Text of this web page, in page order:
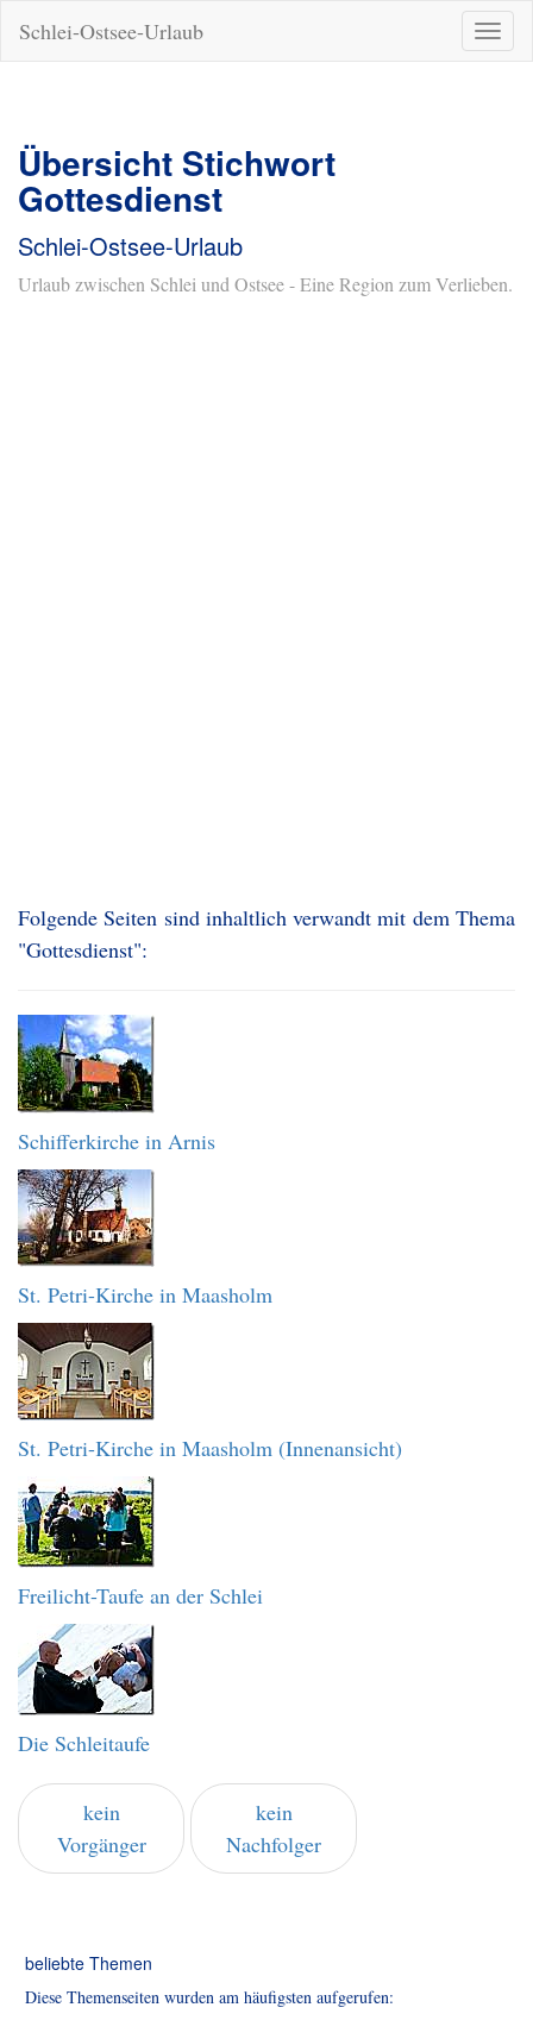
ein-/
Schlei-Ostsee-Urlaub
Übersicht Stichwort
Gottesdienst
Schlei-Ostsee-Urlaub
Urlaub zwischen Schlei und Ostsee - Eine Region zum Verlieben.
Folgende Seiten sind inhaltlich verwandt mit dem Thema
"Gottesdienst":
Schifferkirche in Arnis
St. Petri-Kirche in Maasholm
St. Petri-Kirche in Maasholm (Innenansicht)
Freilicht-Taufe an der Schlei
Die Schleitaufe
kein
Vorgänger
kein
Nachfolger
beliebte Themen
Diese Themenseiten wurden am häufigsten aufgerufen: